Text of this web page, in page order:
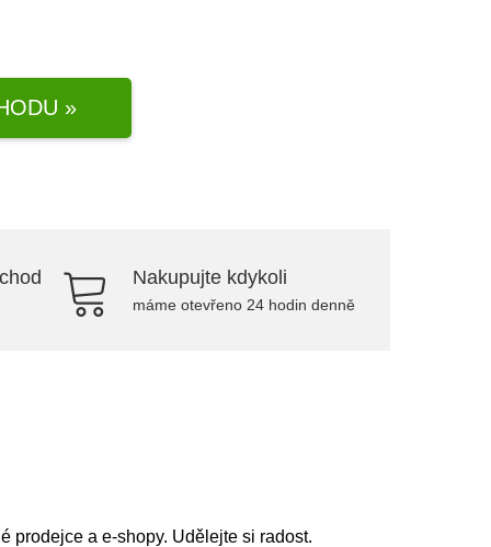
»
Nakupujte kdykoli
máme otevřeno 24 hodin denně
prodejce a e-shopy. Udělejte si radost.